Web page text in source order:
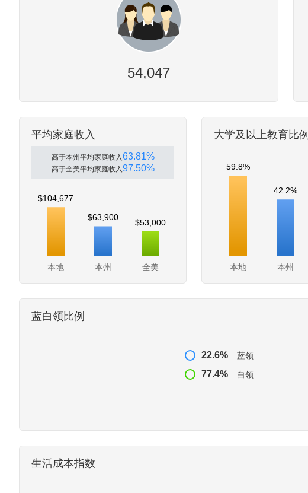
54,047
平均家庭收入
高于本州平均家庭收入63.81%
高于全美平均家庭收入97.50%
本地 本州 全美
$104,677
$63,900
$53,000
大学及以上教育比例
本地 本州
59.8%
42.2%
蓝白领比例
22.6% 蓝领
77.4% 白领
生活成本指数